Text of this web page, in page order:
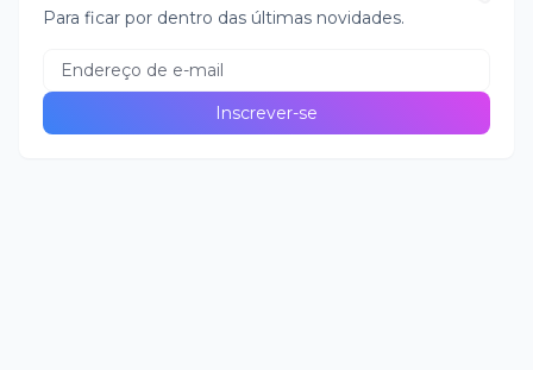
Para ficar por dentro das últimas novidades.